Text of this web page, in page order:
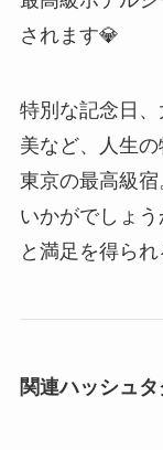
されます💎
特別な記念日
美など、人生
東京の最高級
いかがでしょ
と満足を得ら
関連ハッシュタ